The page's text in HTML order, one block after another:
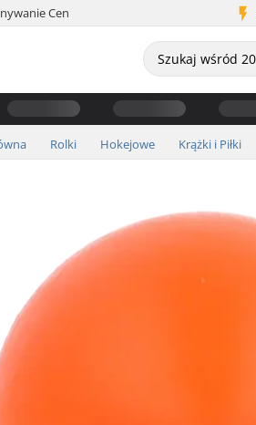
Cen
Rolki Hokejowe Krążki i Piłki